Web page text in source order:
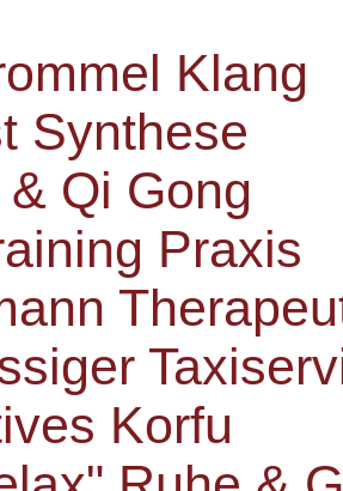
Klang
Synthese
Qi Gong
Praxis
Korfu